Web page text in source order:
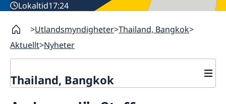
Lokaltid17:24
Utlandsmyndigheter Thailand, Bangkok
Aktuellt Nyheter
Thailand, Bangkok